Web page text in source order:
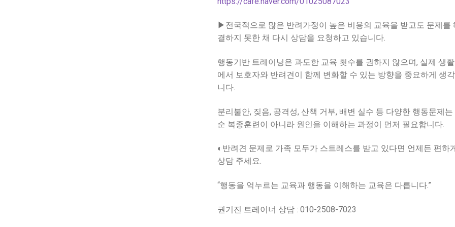
▶전국적으로 많은 반려가정이 높은 비용의 교육을 받고도 문제를
결하지 못한 채 다시 상담을 요청하고 있습니다.
행동기반 트레이닝은 과도한 교육 횟수를 권하지 않으며, 실제 생
에서 보호자와 반려견이 함께 변화할 수 있는 방향을 중요하게 생
니다.
분리불안, 짖음, 공격성, 산책 거부, 배변 실수 등 다양한 행동문제는
순 복종훈련이 아니라 원인을 이해하는 과정이 먼저 필요합니다.
◐반려견 문제로 가족 모두가 스트레스를 받고 있다면 언제든 편하게
상담 주세요.
“행동을 억누르는 교육과 행동을 이해하는 교육은 다릅니다.”
권기진 트레이너 상담 : 010-2508-7023